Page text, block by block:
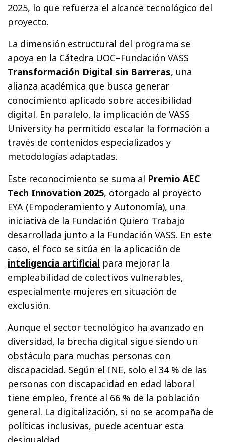
2025, lo que refuerza el alcance tecnológico del
proyecto.
La dimensión estructural del programa se
apoya en la Cátedra UOC–Fundación VASS
Transformación Digital sin Barreras, una
alianza académica que busca generar
conocimiento aplicado sobre accesibilidad
digital. En paralelo, la implicación de VASS
University ha permitido escalar la formación a
través de contenidos especializados y
metodologías adaptadas.
Este reconocimiento se suma al Premio AEC
Tech Innovation 2025, otorgado al proyecto
EYA (Empoderamiento y Autonomía), una
iniciativa de la Fundación Quiero Trabajo
desarrollada junto a la Fundación VASS. En este
caso, el foco se sitúa en la aplicación de
inteligencia artificial para mejorar la
empleabilidad de colectivos vulnerables,
especialmente mujeres en situación de
exclusión.
Aunque el sector tecnológico ha avanzado en
diversidad, la brecha digital sigue siendo un
obstáculo para muchas personas con
discapacidad. Según el INE, solo el 34 % de las
personas con discapacidad en edad laboral
tiene empleo, frente al 66 % de la población
general. La digitalización, si no se acompaña de
políticas inclusivas, puede acentuar esta